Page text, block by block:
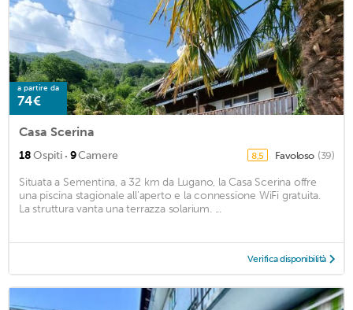
a partire da
74€
Casa Scerina
18Ospiti · 9Camere 8,5 Favoloso (39)
Situata a Sementina, a 32 km da Lugano, la Casa Scerina offre
una piscina stagionale all'aperto e la connessione WiFi gratuita.
La struttura vanta una terrazza solarium. ...
Verifica disponibilità